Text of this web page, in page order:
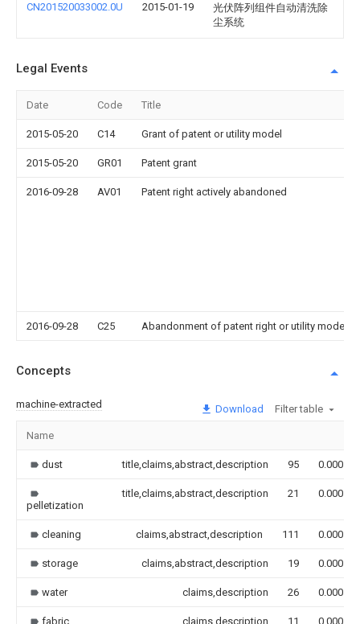
CN201520033002.0U 2015-01-19
光伏阵列组件自动清洗除
尘系统
Legal Events
Date Code Title
2015-05-20 C14 Grant of patent or utility model
2015-05-20 GR01 Patent grant
2016-09-28 AV01 Patent right actively abandoned
2016-09-28 C25 Abandonment of patent right or utility model
Concepts
machine-extracted Download Filter table
Name
dust title,claims,abstract,description 95 0.000
pelletization
title,claims,abstract,description 21 0.000
cleaning claims,abstract,description 111 0.000
storage claims,abstract,description 19 0.000
water claims,description 26 0.000
fabric claims,description 11 0.000